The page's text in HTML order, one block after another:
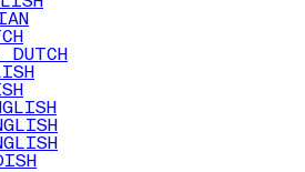
DUTCH